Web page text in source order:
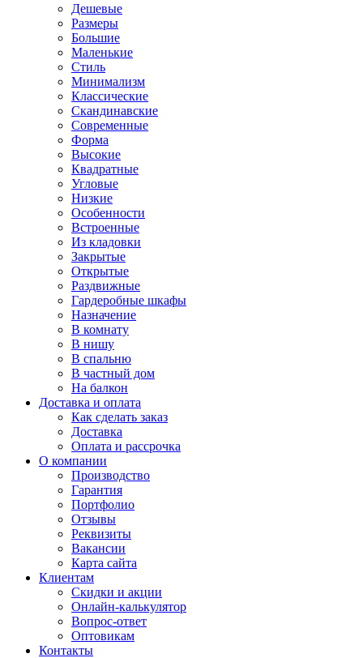
Дешевые
Размеры
Большие
Маленькие
Стиль
Минимализм
Классические
Скандинавские
Современные
Форма
Высокие
Квадратные
Угловые
Низкие
Особенности
Встроенные
Из кладовки
Закрытые
Открытые
Раздвижные
Гардеробные шкафы
Назначение
В комнату
В нишу
В спальню
В частный дом
На балкон
Доставка и оплата
Как сделать заказ
Доставка
Оплата и рассрочка
О компании
Производство
Гарантия
Портфолио
Отзывы
Реквизиты
Вакансии
Карта сайта
Клиентам
Скидки и акции
Онлайн-калькулятор
Вопрос-ответ
Оптовикам
Контакты